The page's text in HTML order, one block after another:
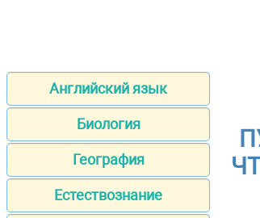
Английский язык
Биология
География
Естествознание